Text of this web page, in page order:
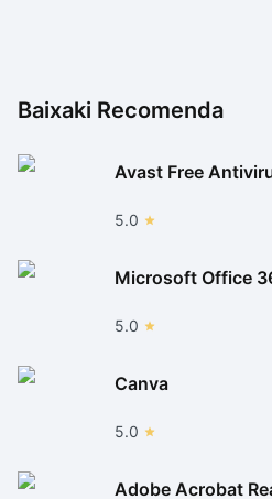
Baixaki Recomenda
Avast Free
5.0
Microsoft Office
5.0
Canva
5.0
Adobe Acrobat